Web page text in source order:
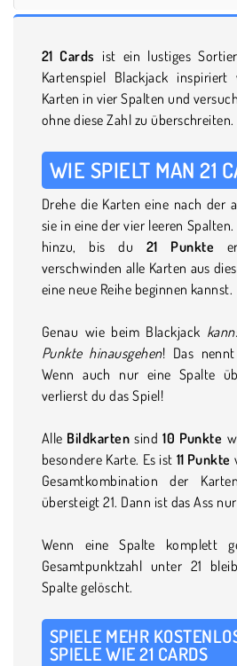
21 Cards ist ein lustiges
Kartenspiel Blackjack
Karten in vier Spalten und
ohne diese Zahl zu überschreiten.
WIE SPIELT MAN 21
Drehe die Karten eine nach der
sie in eine der vier leeren Spalten.
hinzu, bis du 21 Punkte
verschwinden alle Karten aus
eine neue Reihe beginnen kannst.
Genau wie beim Blackjack
Punkte hinausgehen! Das
Wenn auch nur eine Spalte
verlierst du das Spiel!
Alle Bildkarten sind10 Punkte
besondere Karte. Es ist 11 Punkte
Gesamtkombination der
übersteigt 21. Dann ist das Ass
Wenn eine Spalte komplett
Gesamtpunktzahl unter 21
Spalte gelöscht.
SPIELE MEHR
SPIELE WIE 21 CARDS